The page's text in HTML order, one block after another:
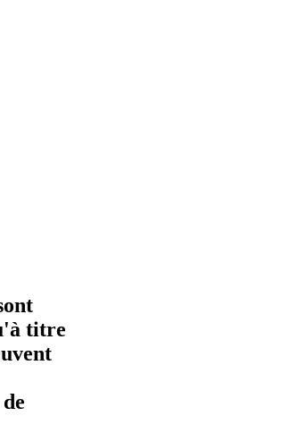
titre